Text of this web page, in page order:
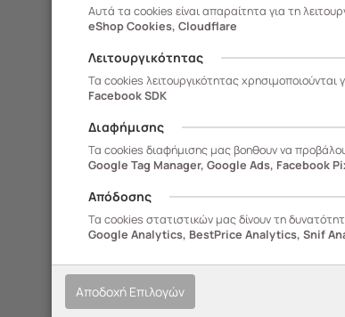
236.19130
Στρώμα Σκύλου-Γάτας
38x23x1.6cm με Διατρητό Πάτο
Γκρι BAMA Ιταλίας
Αυτά τα cookies είναι απαραίτητα για τη
eShop Cookies, Cloudflare
Λειτουργικότητας
Τα cookies λειτουργικότητας χρησιμοποιούνται
Facebook SDK
Διαφήμισης
Τα cookies διαφήμισης μας βοηθουν να
Google Tag Manager, Google Ads, Facebook
Απόδοσης
Τα cookies στατιστικών μας δίνουν τη
Google Analytics, BestPrice Analytics, Snif
Αποδοχή Επιλογών